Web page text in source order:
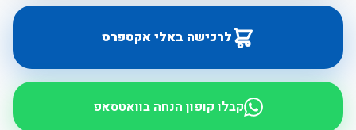
לרכישה באלי אקספרס
קבלו קופון הנחה בוואטסאפ